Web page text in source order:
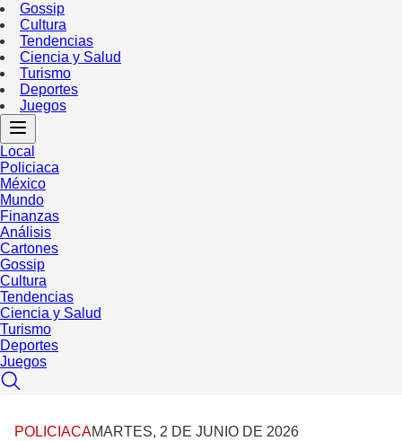
Gossip
Cultura
Tendencias
Ciencia y Salud
Turismo
Deportes
Juegos
Local
Policiaca
México
Mundo
Finanzas
Análisis
Cartones
Gossip
Cultura
Tendencias
Ciencia y Salud
Turismo
Deportes
Juegos
POLICIACAMARTES, 2 DE JUNIO DE 2026